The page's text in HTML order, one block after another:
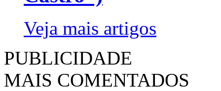
Veja mais artigos
PUBLICIDADE
MAIS COMENTADOS